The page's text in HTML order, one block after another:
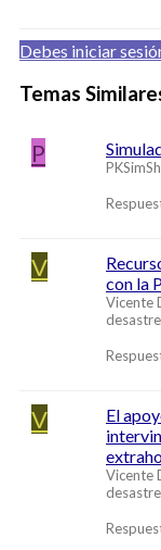
Debes iniciar
Temas
P
V
con la
Vicente
V
El
Vicente